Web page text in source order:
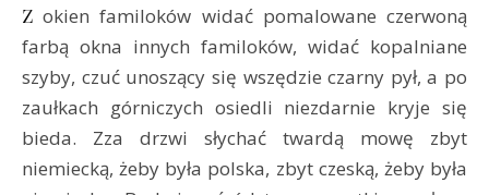
Z okien familoków widać pomalowane czerwoną
farbą okna innych familoków, widać kopalniane
szyby, czuć unoszący się wszędzie czarny pył, a po
zaułkach górniczych osiedli niezdarnie kryje się
bieda. Zza drzwi słychać twardą mowę zbyt
niemiecką, żeby była polska, zbyt czeską, żeby była